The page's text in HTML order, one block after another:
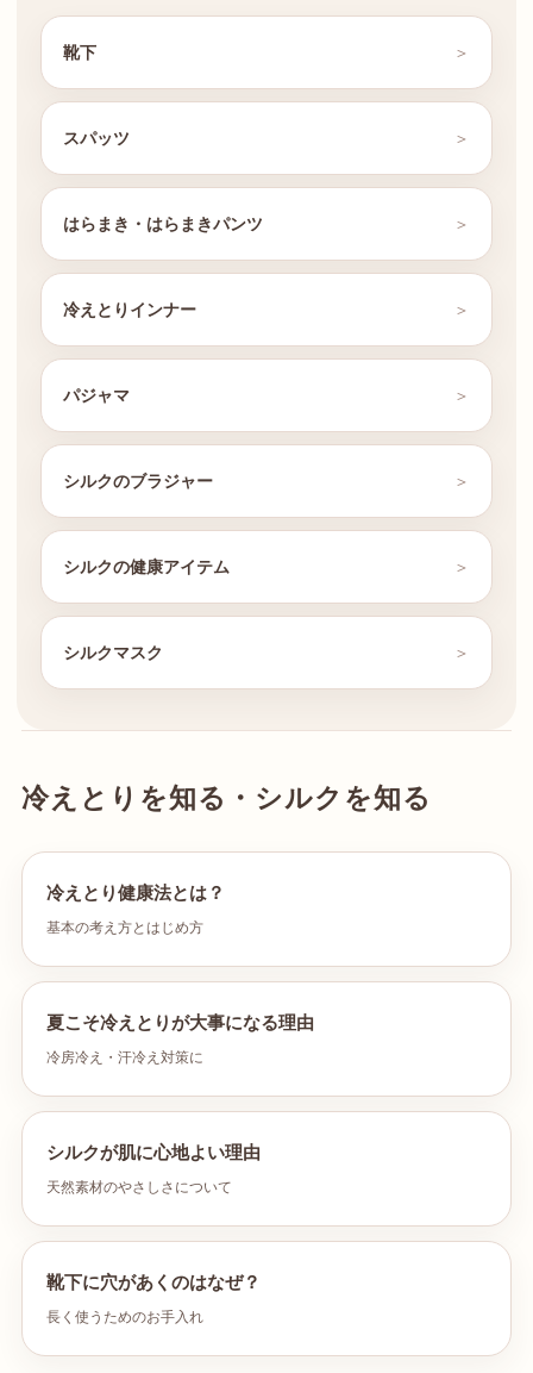
靴下
スパッツ
はらまき・はらまきパンツ
冷えとりインナー
パジャマ
シルクのブラジャー
シルクの健康アイテム
シルクマスク
冷えとりを知る・シルクを知る
冷えとり健康法とは？
基本の考え方とはじめ方
夏こそ冷えとりが大事になる理由
冷房冷え・汗冷え対策に
シルクが肌に心地よい理由
天然素材のやさしさについて
靴下に穴があくのはなぜ？
長く使うためのお手入れ